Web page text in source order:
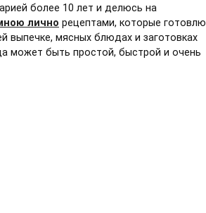
более 10 лет и делюсь на
лично рецептами, которые готовлю
выпечке, мясных блюдах и заготовках
может быть простой, быстрой и очень